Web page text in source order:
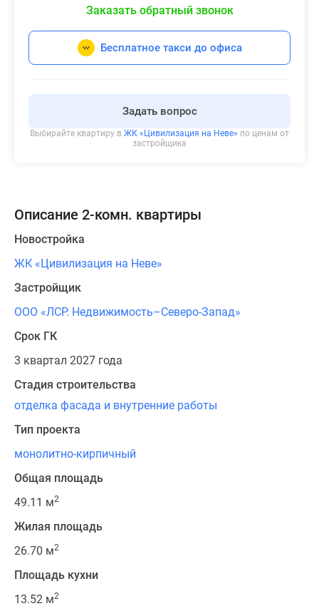
Заказать обратный звонок
Бесплатное такси до офиса
Задать вопрос
Выбирайте квартиру в ЖК «Цивилизация на Неве» по ценам от
застройщика
Описание 2-комн. квартиры
Новостройка
ЖК «Цивилизация на Неве»
Застройщик
ООО «ЛСР. Недвижимость–Северо-Запад»
Срок ГК
3 квартал 2027 года
Стадия строительства
отделка фасада и внутренние работы
Тип проекта
монолитно-кирпичный
Общая площадь
49.11 м2
Жилая площадь
26.70 м2
Площадь кухни
13.52 м2